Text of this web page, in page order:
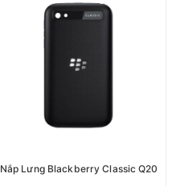
Nắp Lưng Blackberry Classic Q20